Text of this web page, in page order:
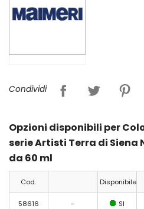
Condividi
Opzioni disponibili per
serie Artisti Terra di Siena
da 60 ml
Cod. Disponibile
58616 - SI